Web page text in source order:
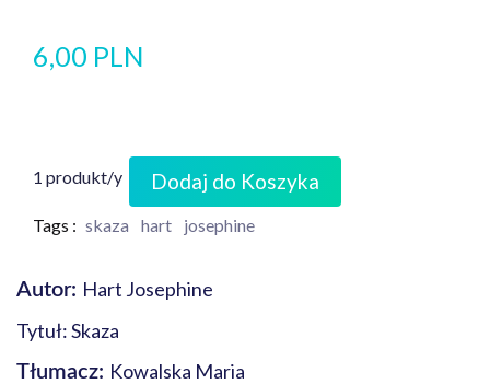
6,00 PLN
1 produkt/y Dodaj do Koszyka
Tags : skaza hart josephine
Autor: Hart Josephine
Tytuł: Skaza
Tłumacz: Kowalska Maria